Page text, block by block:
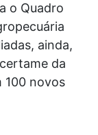
o Quadro
ainda,
da
100 novos